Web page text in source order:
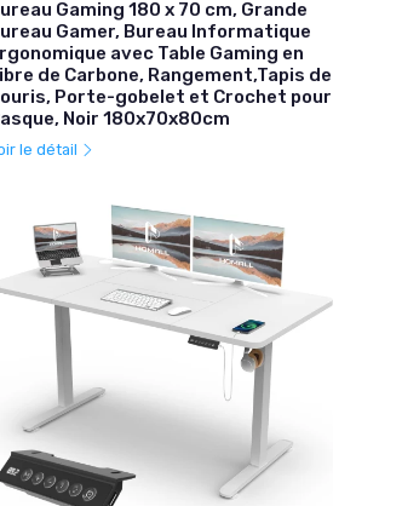
Gaming 180 x 70 cm, Grande
Gamer, Bureau Informatique
avec Table Gaming en
de Carbone, Rangement,Tapis de
Porte-gobelet et Crochet pour
Noir 180x70x80cm
le détail